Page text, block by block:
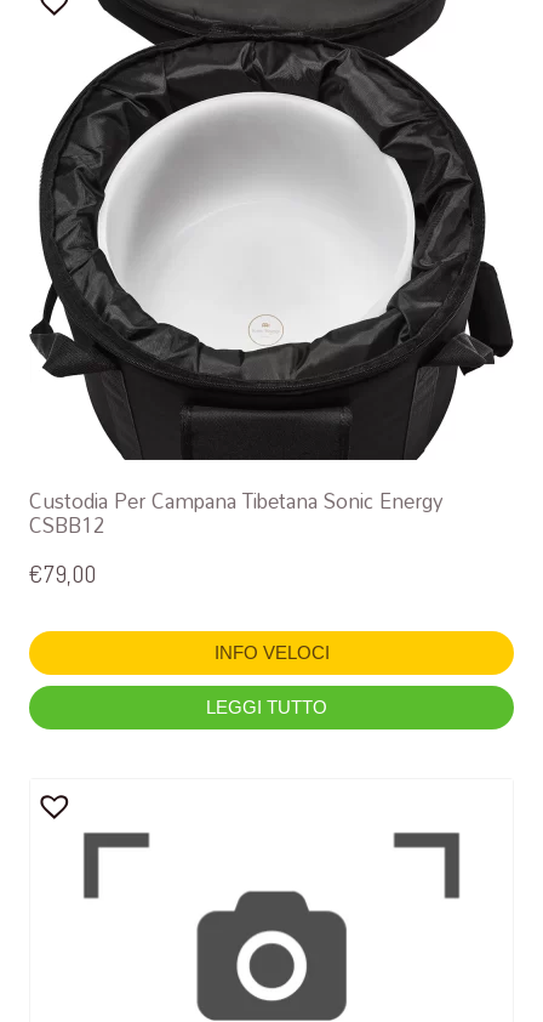
Custodia Per Campana Tibetana Sonic Energy
CSBB12
€79,00
INFO VELOCI
LEGGI TUTTO